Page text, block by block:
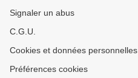
Signaler un abus
C.G.U.
Cookies et données personnelles
Préférences cookies